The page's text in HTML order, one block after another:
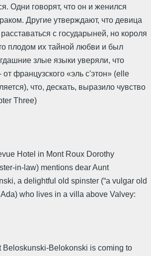
Одни говорят, что он и женился
Другие утверждают, что девица
с государыней, но короля
плодом их тайной любви и был
злые языки уверяли, что
французского «эль с'этон» (elle
что, дескать, выразило чувство
Three)
Hotel in Mont Roux Dorothy
in-law) mentions dear Aunt
a delightful old spinster (“a vulgar old
who lives in a villa above Valvey:
Beloskunski-Belokonski is coming to